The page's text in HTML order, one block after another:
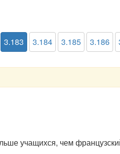
3.183 3.184 3.185 3.186
учащихся, чем